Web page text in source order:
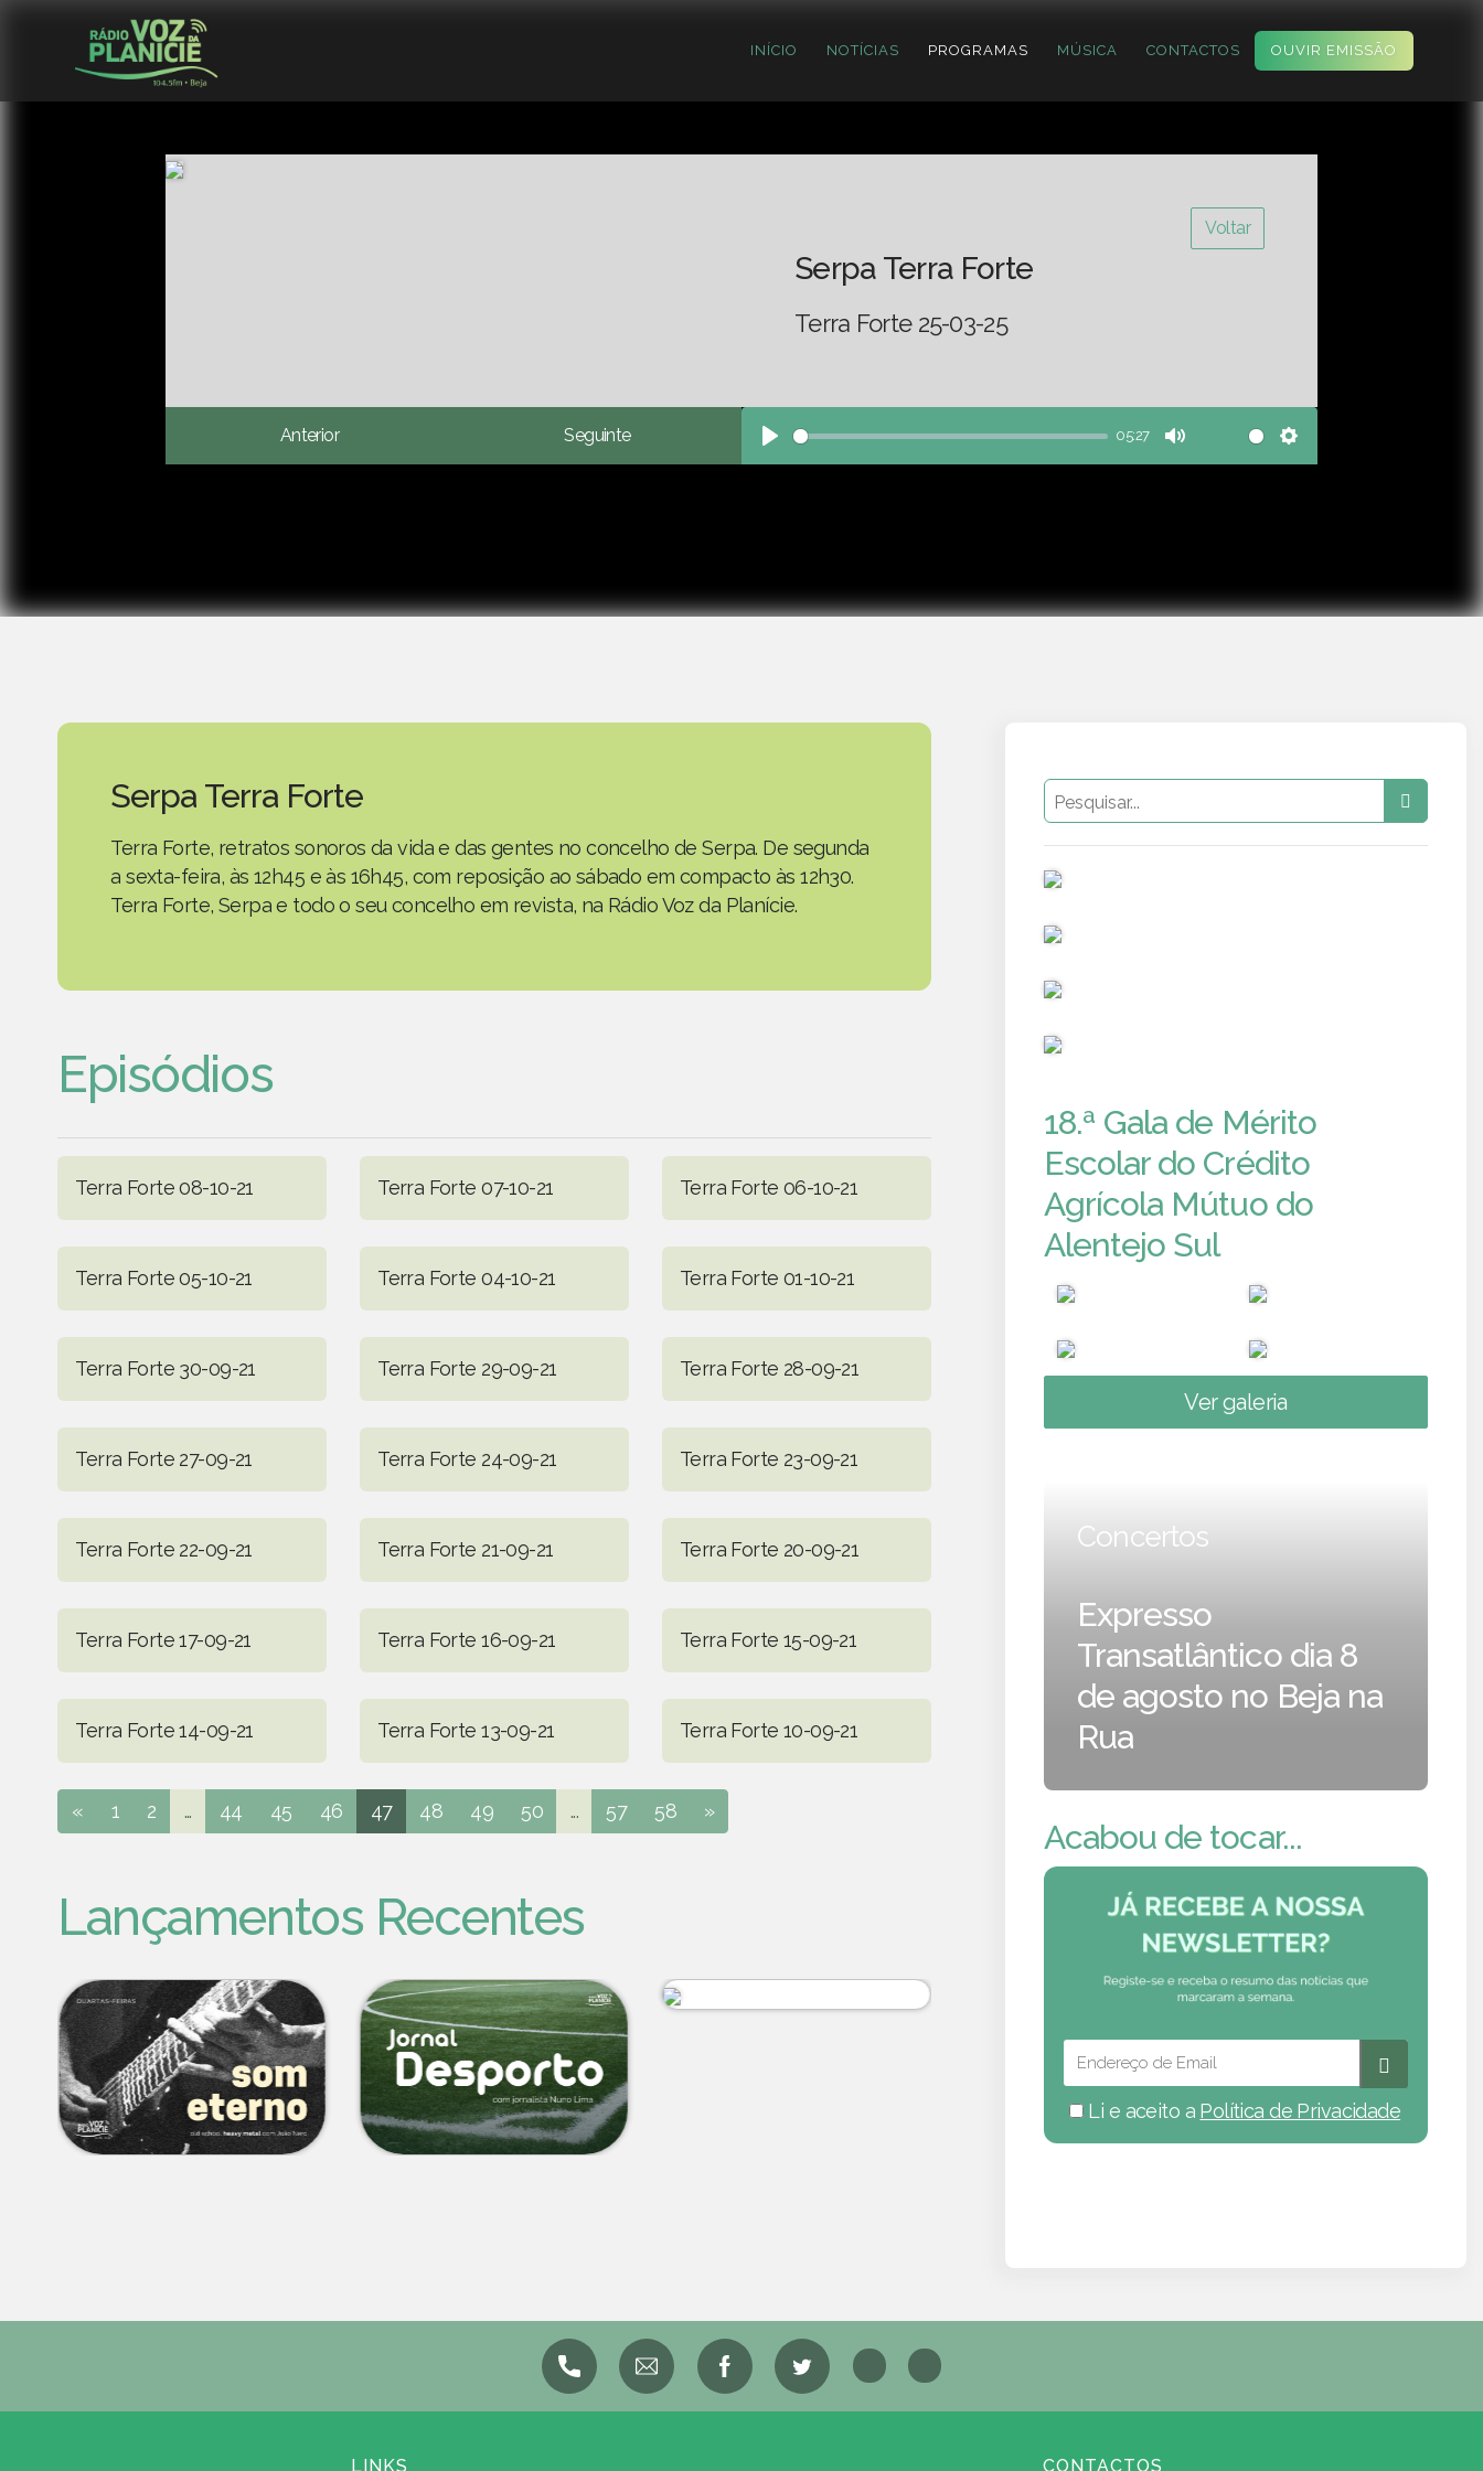
INÍCIO NOTÍCIAS PROGRAMAS MÚSICA CONTACTOS OUVIR EMISSÃO
Voltar
Serpa Terra Forte
Terra Forte 25-03-25
Anterior Seguinte
Play
05:27
Mute Settings
Serpa Terra Forte
Terra Forte, retratos sonoros da vida e das gentes no concelho de Serpa. De segunda
a sexta-feira, às 12h45 e às 16h45, com reposição ao sábado em compacto às 12h30.
Terra Forte, Serpa e todo o seu concelho em revista, na Rádio Voz da Planície.
Episódios
Terra Forte 08-10-21 Terra Forte 07-10-21 Terra Forte 06-10-21
Terra Forte 05-10-21 Terra Forte 04-10-21 Terra Forte 01-10-21
Terra Forte 30-09-21 Terra Forte 29-09-21 Terra Forte 28-09-21
Terra Forte 27-09-21 Terra Forte 24-09-21 Terra Forte 23-09-21
Terra Forte 22-09-21 Terra Forte 21-09-21 Terra Forte 20-09-21
Terra Forte 17-09-21 Terra Forte 16-09-21 Terra Forte 15-09-21
Terra Forte 14-09-21 Terra Forte 13-09-21 Terra Forte 10-09-21
« 1 2 ... 44 45 46 47 48 49 50 ... 57 58 »
Lançamentos Recentes
18.ª Gala de Mérito
Escolar do Crédito
Agrícola Mútuo do
Alentejo Sul
Ver galeria
Concertos
Expresso
Transatlântico dia 8
de agosto no Beja na
Rua
Acabou de tocar...
Li e aceito a Política de Privacidade
LINKS CONTACTOS